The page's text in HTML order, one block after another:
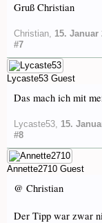
Gruß Christian
Christian, 15. Januar
#7
Lycaste53 Guest
Das mach ich mit
Lycaste53, 15.
#8
Annette2710 Guest
@ Christian
Der Tipp war zwar